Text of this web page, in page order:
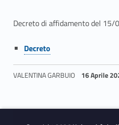
A
f
f
i
d
Decreto di affidamento del
Link identifier #identifier__96710-1
Decreto
VALENTINA GARBUIO 16 Aprile